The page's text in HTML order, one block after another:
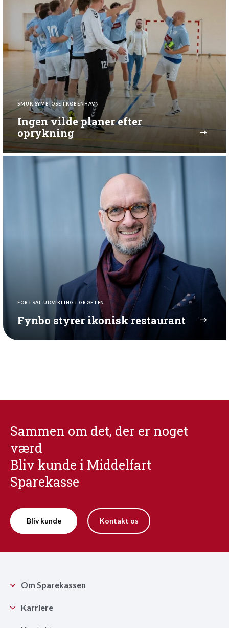
SMUK SYMBIOSE I KØBENHAVN
Ingen vilde planer efter
oprykning
FORTSAT UDVIKLING I GRØFTEN
Fynbo styrer ikonisk restaurant
Sammen om det, der er noget
værd
Bliv kunde i Middelfart
Sparekasse
Bliv kunde Kontakt os
Om Sparekassen
Karriere